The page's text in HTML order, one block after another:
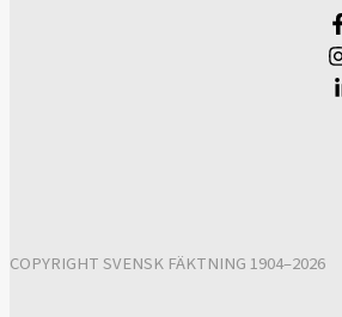
COPYRIGHT SVENSK FÄKTNING 1904–2026